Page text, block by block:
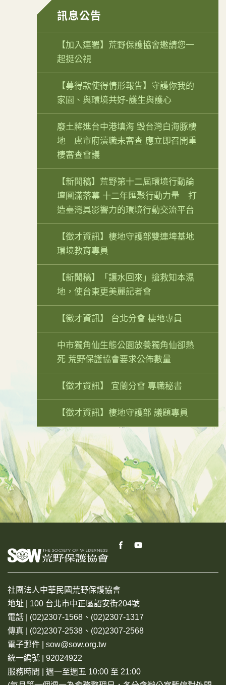
訊息公告
【加入連署】荒野保護協會邀請您一
起挺公視
【募得款使得情形報告】守護你我的
家園、與環境共好-護生與護心
廢土將進台中港填海 毀台灣白海豚棲
地 盧市府瀆職未審查 應立即召開重
棲審查會議
【新聞稿】荒野第十二屆環境行動論
壇圓滿落幕 十二年匯聚行動力量 打
造臺灣具影響力的環境行動交流平台
【徵才資訊】棲地守護部雙連埤基地
環境教育專員
【新聞稿】「讓水回來」搶救知本濕
地，使台東更美麗記者會
【徵才資訊】 台北分會 棲地專員
中市獨角仙生態公園放養獨角仙卻熱
死 荒野保護協會要求公佈數量
【徵才資訊】 宜蘭分會 專職秘書
【徵才資訊】棲地守護部 議題專員
社團法人中華民國荒野保護協會
地址 | 100 台北市中正區詔安街204號
電話 | (02)2307-1568、(02)2307-1317
傳真 | (02)2307-2538、(02)2307-2568
電子郵件 | sow@sow.org.tw
統一編號 | 92024922
服務時間 | 週一至週五 10:00 至 21:00